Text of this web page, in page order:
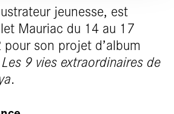
jeunesse, est
Mauriac du 14 au 17
son projet d’album
Les 9 vies extraordinaires de
.